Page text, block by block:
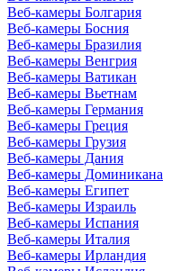
Веб-камеры Болгария
Веб-камеры Босния
Веб-камеры Бразилия
Веб-камеры Венгрия
Веб-камеры Ватикан
Веб-камеры Вьетнам
Веб-камеры Германия
Веб-камеры Греция
Веб-камеры Грузия
Веб-камеры Дания
Веб-камеры Доминикана
Веб-камеры Египет
Веб-камеры Израиль
Веб-камеры Испания
Веб-камеры Италия
Веб-камеры Ирландия